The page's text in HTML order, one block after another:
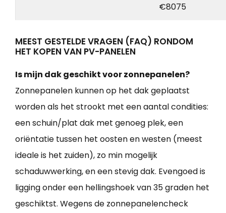
€8075
MEEST GESTELDE VRAGEN (FAQ) RONDOM
HET KOPEN VAN PV-PANELEN
Is mijn dak geschikt voor zonnepanelen?
Zonnepanelen kunnen op het dak geplaatst
worden als het strookt met een aantal condities:
een schuin/plat dak met genoeg plek, een
oriëntatie tussen het oosten en westen (meest
ideale is het zuiden), zo min mogelijk
schaduwwerking, en een stevig dak. Evengoed is
ligging onder een hellingshoek van 35 graden het
geschiktst. Wegens de zonnepanelencheck